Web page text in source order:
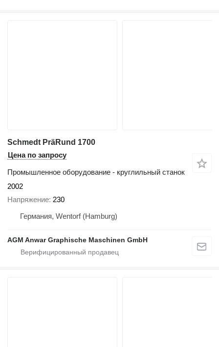
Schmedt PräRund 1700
Цена по запросу
Промышленное оборудование - круглильный станок
2002
Напряжение 230
Германия, Wentorf (Hamburg)
AGM Anwar Graphische Maschinen GmbH